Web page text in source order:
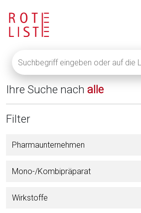
eingeben
oder
auf
die
Lupe
alle
anzuzeigen
Ihre Suche nach alle
Filter
Pharmaunternehmen
Mono-/Kombipräparat
Wirkstoffe